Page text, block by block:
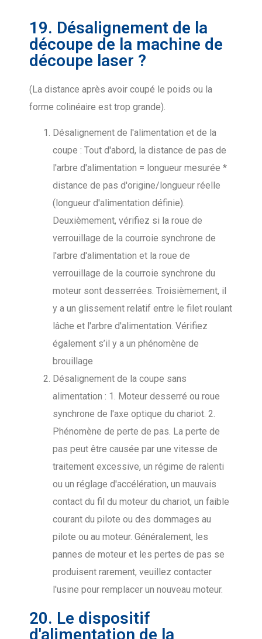
19. Désalignement de la
découpe de la machine de
découpe laser ?
(La distance après avoir coupé le poids ou la
forme colinéaire est trop grande).
Désalignement de l'alimentation et de la
coupe : Tout d'abord, la distance de pas de
l'arbre d'alimentation = longueur mesurée *
distance de pas d'origine/longueur réelle
(longueur d'alimentation définie).
Deuxièmement, vérifiez si la roue de
verrouillage de la courroie synchrone de
l'arbre d'alimentation et la roue de
verrouillage de la courroie synchrone du
moteur sont desserrées. Troisièmement, il
y a un glissement relatif entre le filet roulant
lâche et l'arbre d'alimentation. Vérifiez
également s’il y a un phénomène de
brouillage
Désalignement de la coupe sans
alimentation : 1. Moteur desserré ou roue
synchrone de l'axe optique du chariot. 2.
Phénomène de perte de pas. La perte de
pas peut être causée par une vitesse de
traitement excessive, un régime de ralenti
ou un réglage d'accélération, un mauvais
contact du fil du moteur du chariot, un faible
courant du pilote ou des dommages au
pilote ou au moteur. Généralement, les
pannes de moteur et les pertes de pas se
produisent rarement, veuillez contacter
l'usine pour remplacer un nouveau moteur.
20. Le dispositif
d'alimentation de la